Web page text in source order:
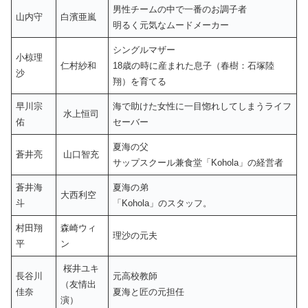
山内守 白濱亜嵐
男性チームの中で一番のお調子者
明るく元気なムードメーカー
小椋理
沙
仁村紗和
シングルマザー
18歳の時に産まれた息子（春樹：石塚陸
翔）を育てる
早川宗
佑
水上恒司
海で助けた女性に一目惚れしてしまうライフ
セーバー
蒼井亮 山口智充
夏海の父
サップスクール兼食堂「Kohola」の経営者
蒼井海
斗
大西利空
夏海の弟
「Kohola」のスタッフ。
村田翔
平
森崎ウィ
ン
理沙の元夫
長谷川
佳奈
桜井ユキ
（友情出
演）
元高校教師
夏海と匠の元担任